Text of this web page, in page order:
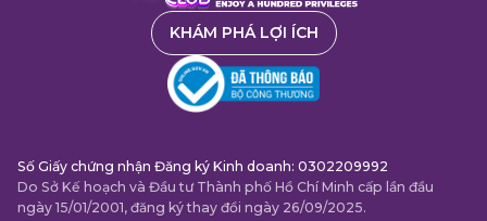
KHÁM PHÁ LỢI ÍCH
Số Giấy chứng nhận Đăng ký Kinh doanh: 0302209992
Do Sở Kế hoạch và Đầu tư Thành phố Hồ Chí Minh cấp lần đầu
ngày 15/01/2001, đăng ký thay đổi ngày 26/09/2025.